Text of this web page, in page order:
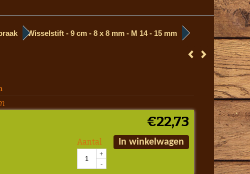
Wisselstift - 9 cm - 8 x 8 mm - M 14 - 15 mm
€22,73
Aantal
+
-
In winkelwagen